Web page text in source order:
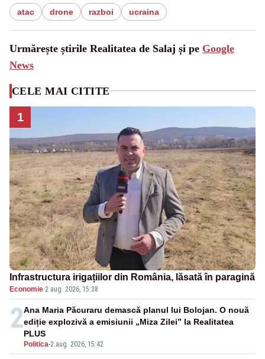
atac drone razboi ucraina
Urmărește știrile Realitatea de Salaj și pe Google
News
CELE MAI CITITE
1
Infrastructura irigațiilor din România, lăsată în paragină
Economie·2 aug. 2026, 15:38
2
Politica-2 aug. 2026, 15:42
Ana Maria Păcuraru demască planul lui Bolojan. O nouă
ediție explozivă a emisiunii „Miza Zilei” la Realitatea
PLUS